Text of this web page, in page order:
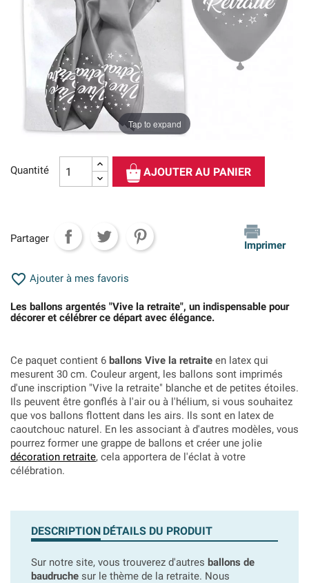
Tap to expand
Quantité AJOUTER AU PANIER
Partager
Imprimer
 Ajouter à mes favoris
Les ballons argentés "Vive la retraite", un indispensable pour
décorer et célébrer ce départ avec élégance.
Ce paquet contient 6 ballons Vive la retraite en latex qui
mesurent 30 cm. Couleur argent, les ballons sont imprimés
d'une inscription "Vive la retraite" blanche et de petites étoiles.
Ils peuvent être gonflés à l'air ou à l'hélium, si vous souhaitez
que vos ballons flottent dans les airs. Ils sont en latex de
caoutchouc naturel. En les associant à d'autres modèles, vous
pourrez former une grappe de ballons et créer une jolie
décoration retraite, cela apportera de l'éclat à votre
célébration.
DESCRIPTION DÉTAILS DU PRODUIT
Sur notre site, vous trouverez d'autres ballons de
baudruche sur le thème de la retraite. Nous